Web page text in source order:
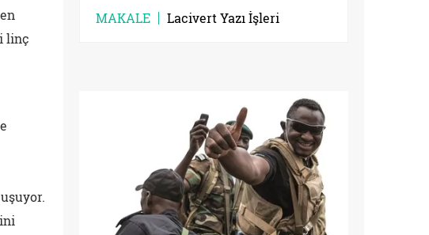
linç
MAKALE Lacivert Yazı İşleri